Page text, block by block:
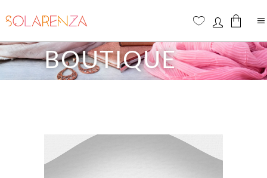
Aucun produit dans le panier
BOUTIQUE